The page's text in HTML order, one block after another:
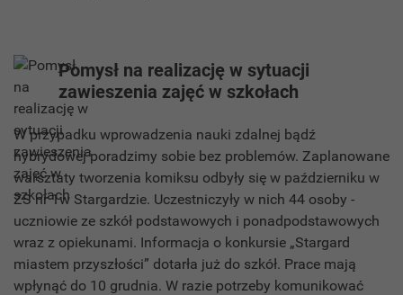
Pomysł na realizację w sytuacji
zawieszenia zajęć w szkołach
W przypadku wprowadzenia nauki zdalnej bądź
hybrydowej poradzimy sobie bez problemów. Zaplanowane
warsztaty tworzenia komiksu odbyły się w październiku w
ZS nr 1w Stargardzie. Uczestniczyły w nich 44 osoby -
uczniowie ze szkół podstawowych i ponadpodstawowych
wraz z opiekunami. Informacja o konkursie „Stargard
miastem przyszłości” dotarła już do szkół. Prace mają
wpłynąć do 10 grudnia. W razie potrzeby komunikować